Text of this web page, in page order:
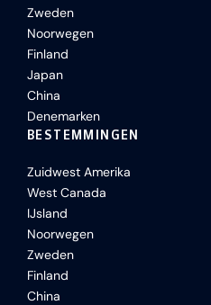
Zweden
Noorwegen
Finland
Japan
China
Denemarken
BESTEMMINGEN
Zuidwest Amerika
West Canada
IJsland
Noorwegen
Zweden
Finland
China